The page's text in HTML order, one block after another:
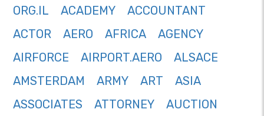
ORG.IL
ACADEMY
ACCOUNTANT
ACTOR
AERO AFRICA
AGENCY
AIRFORCE
AIRPORT.AERO
ALSACE
AMSTERDAM
ARMY ART
ASIA
ASSOCIATES
ATTORNEY
AUCTION